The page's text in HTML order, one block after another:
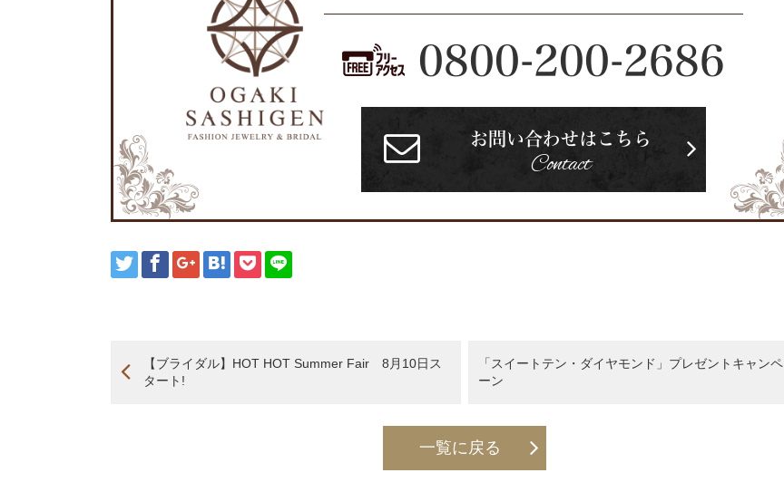
0800-200-2686
お問い合わせはこちら
Contact
【ブライダル】HOT HOT Summer Fair 8月10日ス
タート!
「スイートテン・ダイヤモンド」プレゼントキャンペ
ーン
一覧に戻る